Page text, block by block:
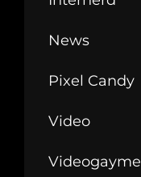
News
Pixel Candy
Video
Videogayme